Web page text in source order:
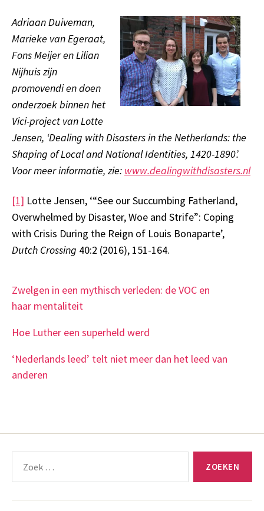
Adriaan Duiveman,
Marieke van Egeraat,
Fons Meijer en Lilian
Nijhuis zijn
promovendi en doen
onderzoek binnen het
Vici-project van Lotte
Jensen, ‘Dealing with Disasters in the Netherlands: the
Shaping of Local and National Identities, 1420-1890’.
Voor meer informatie, zie: www.dealingwithdisasters.nl
[1] Lotte Jensen, ‘“See our Succumbing Fatherland,
Overwhelmed by Disaster, Woe and Strife”: Coping
with Crisis During the Reign of Louis Bonaparte’,
Dutch Crossing 40:2 (2016), 151-164.
Zwelgen in een mythisch verleden: de VOC en
haar mentaliteit
Hoe Luther een superheld werd
‘Nederlands leed’ telt niet meer dan het leed van
anderen
naar: